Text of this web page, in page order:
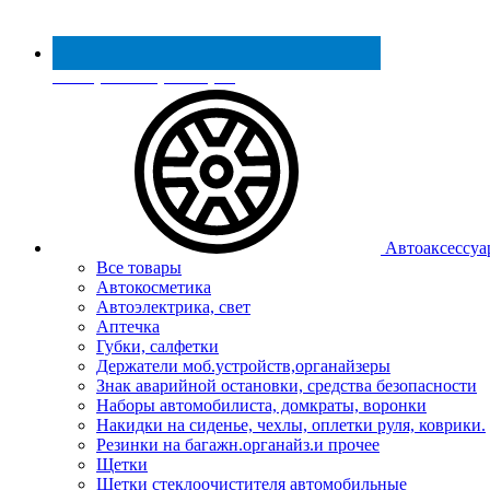
Реестр МинПромТорга
Все товары
Автокосметика
Автоэлектрика, свет
Аптечка
Губки, салфетки
Держатели моб.устройств,органайзеры
Знак аварийной остановки, средства безопасности
Наборы автомобилиста, домкраты, воронки
Накидки на сиденье, чехлы, оплетки руля, коврики.
Резинки на багажн.органайз.и прочее
Щетки
Щетки стеклоочистителя автомобильные